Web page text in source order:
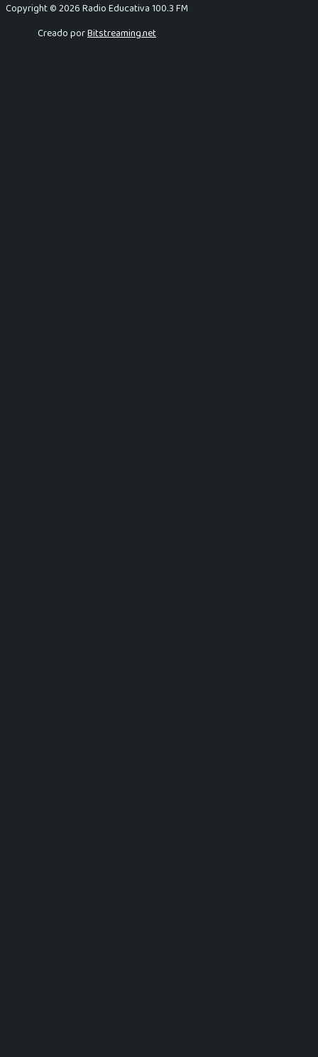
Copyright © 2026 Radio Educativa 100.3 FM
Creado porBitstreaming.net